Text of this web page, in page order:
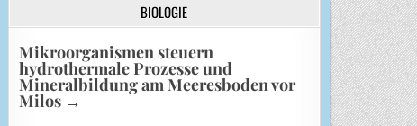
BIOLOGIE
Mikroorganismen steuern
hydrothermale Prozesse und
Mineralbildung am Meeresboden vor
Milos →